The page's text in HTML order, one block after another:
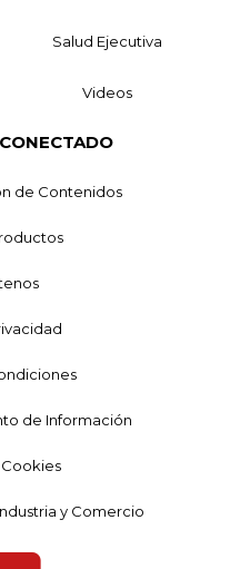
Salud Ejecutiva
Videos
de Contenidos
de Información
y Comercio